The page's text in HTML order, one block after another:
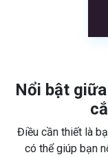
Nổi bật
Điều cần thiết là
có thể giúp bạn